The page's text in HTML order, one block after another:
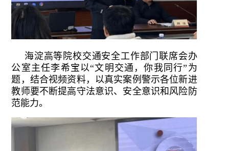
海淀高等院校交通安全工作部门联席会办
公室主任李希宝以“文明交通，你我同行”为
题，结合视频资料，以真实案例警示各位新进
教师要不断提高守法意识、安全意识和风险防
范能力。